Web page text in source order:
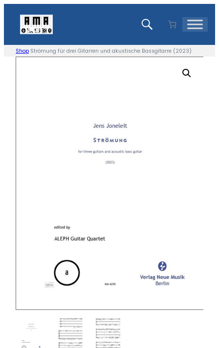
Inhalt
springen
Shop Strömung für drei Gitarren und akustische Bassgitarre (2023)